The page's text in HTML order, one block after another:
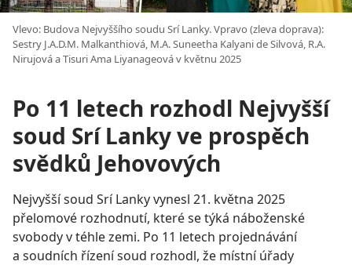
Vlevo: Budova Nejvyššího soudu Srí Lanky. Vpravo (zleva doprava):
Sestry J.A.D.M. Malkanthiová, M.A. Suneetha Kalyani de Silvová, R.A.
Nirujová a Tisuri Ama Liyanageová v květnu 2025
Po 11 letech rozhodl Nejvyšší
soud Srí Lanky ve prospěch
svědků Jehovových
Nejvyšší soud Srí Lanky vynesl 21. května 2025
přelomové rozhodnutí, které se týká náboženské
svobody v téhle zemi. Po 11 letech projednávání
a soudních řízení soud rozhodl, že místní úřady